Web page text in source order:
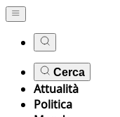
Cerca
Attualità
Politica